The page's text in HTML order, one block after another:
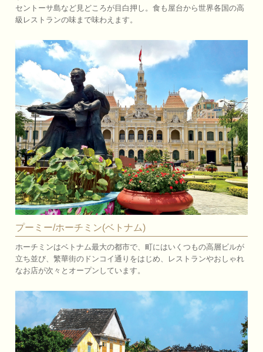
セントーサ島など見どころが目白押し。食も屋台から世界各国の高
級レストランの味まで味わえます。
プーミー/ホーチミン(ベトナム)
ホーチミンはベトナム最大の都市で、町にはいくつもの高層ビルが
立ち並び、繁華街のドンコイ通りをはじめ、レストランやおしゃれ
なお店が次々とオープンしています。